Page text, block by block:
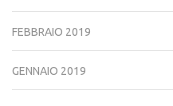
FEBBRAIO 2019
GENNAIO 2019